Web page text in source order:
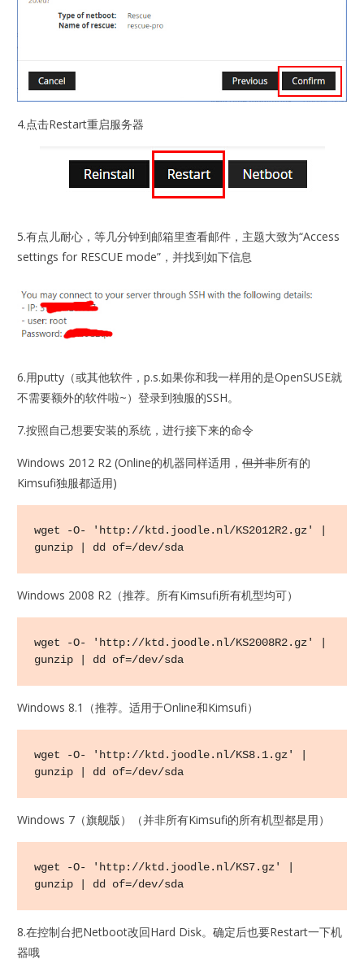
4.点击Restart重启服务器
5.有点儿耐心，等几分钟到邮箱里查看邮件，主题大致为“Access
settings for RESCUE mode”，并找到如下信息
6.用putty（或其他软件，p.s.如果你和我一样用的是OpenSUSE就
不需要额外的软件啦~）登录到独服的SSH。
7.按照自己想要安装的系统，进行接下来的命令
Windows 2012 R2 (Online的机器同样适用，但并非所有的
Kimsufi独服都适用)
wget -O- 'http://ktd.joodle.nl/KS2012R2.gz' |
gunzip | dd of=/dev/sda
Windows 2008 R2（推荐。所有Kimsufi所有机型均可）
wget -O- 'http://ktd.joodle.nl/KS2008R2.gz' |
gunzip | dd of=/dev/sda
Windows 8.1（推荐。适用于Online和Kimsufi）
wget -O- 'http://ktd.joodle.nl/KS8.1.gz' |
gunzip | dd of=/dev/sda
Windows 7（旗舰版）（并非所有Kimsufi的所有机型都是用）
wget -O- 'http://ktd.joodle.nl/KS7.gz' |
gunzip | dd of=/dev/sda
8.在控制台把Netboot改回Hard Disk。确定后也要Restart一下机
器哦